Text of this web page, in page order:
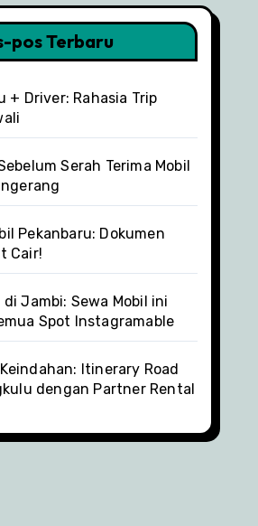
pos Terbaru
+ Driver: Rahasia Trip
Serah Terima Mobil
Pekanbaru: Dokumen
Cair!
Jambi: Sewa Mobil ini
Spot Instagramable
Itinerary Road
dengan Partner Rental